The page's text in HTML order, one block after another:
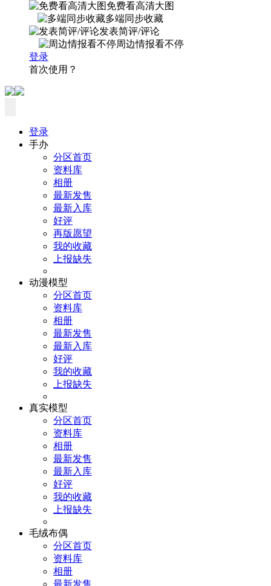
免费看高清大图
多端同步收藏
发表简评/评论
周边情报看不停
登录
首次使用？
登录
手办
分区首页
资料库
相册
最新发售
最新入库
好评
再版愿望
我的收藏
上报缺失
动漫模型
分区首页
资料库
相册
最新发售
最新入库
好评
我的收藏
上报缺失
真实模型
分区首页
资料库
相册
最新发售
最新入库
好评
我的收藏
上报缺失
毛绒布偶
分区首页
资料库
相册
最新发售